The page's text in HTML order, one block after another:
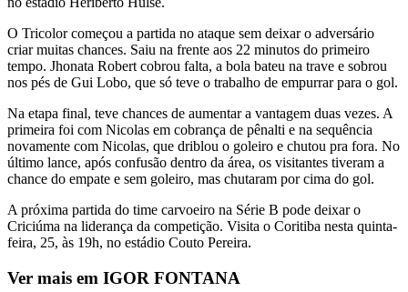
O Tricolor começou a partida no ataque sem deixar o adversário
criar muitas chances. Saiu na frente aos 22 minutos do primeiro
tempo. Jhonata Robert cobrou falta, a bola bateu na trave e sobrou
nos pés de Gui Lobo, que só teve o trabalho de empurrar para o gol.
Na etapa final, teve chances de aumentar a vantagem duas vezes. A
primeira foi com Nicolas em cobrança de pênalti e na sequência
novamente com Nicolas, que driblou o goleiro e chutou pra fora. No
último lance, após confusão dentro da área, os visitantes tiveram a
chance do empate e sem goleiro, mas chutaram por cima do gol.
A próxima partida do time carvoeiro na Série B pode deixar o
Criciúma na liderança da competição. Visita o Coritiba nesta quinta-
feira, 25, às 19h, no estádio Couto Pereira.
Ver mais em IGOR FONTANA